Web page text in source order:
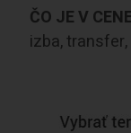
ČO JE V
izba, transfer,